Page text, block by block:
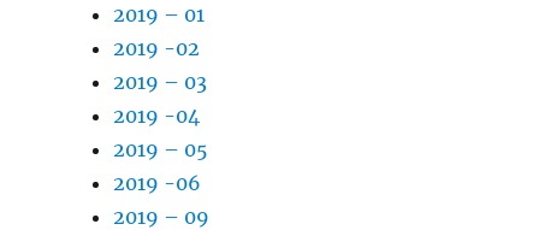
2019 – 01
2019 -02
2019 – 03
2019 -04
2019 – 05
2019 -06
2019 – 09